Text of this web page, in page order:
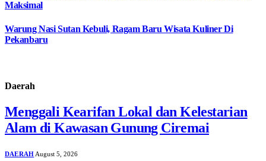
Maksimal
Warung Nasi Sutan Kebuli, Ragam Baru Wisata Kuliner Di
Pekanbaru
Daerah
Menggali Kearifan Lokal dan Kelestarian
Alam di Kawasan Gunung Ciremai
DAERAH August 5, 2026